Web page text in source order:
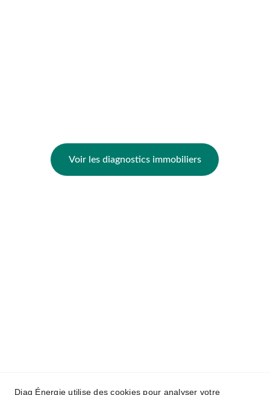
Voir les diagnostics immobiliers
Diag Énergie utilise des cookies pour analyser votre